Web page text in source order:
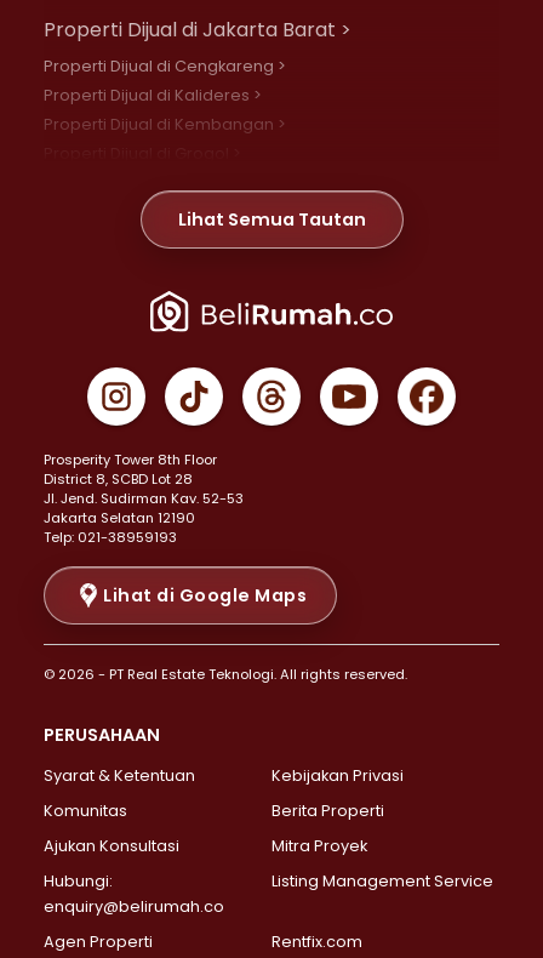
Properti Dijual di Jakarta Barat >
Properti Dijual di Cengkareng >
Properti Dijual di Kalideres >
Properti Dijual di Kembangan >
Properti Dijual di Meruya >
Properti Dijual di Jelambar >
Properti Dijual di Jakarta Pusat >
Properti Dijual di Gambir >
Properti Dijual di Johar Baru >
Properti Dijual di Menteng >
Properti Dijual di Senen >
Properti Dijual di Tanah Abang >
Properti Dijual di Cikini >
Properti Dijual di Kramat >
Properti Dijual di Pasar Baru >
Properti Dijual di Bendungan Hilir >
Properti Dijual di Jakarta Selatan >
Properti Dijual di Lebak Bulus >
Properti Dijual di Gandaria Selatan >
Properti Dijual di Pondok Labu >
Properti Dijual di Lenteng Agung >
Properti Dijual di Senayan >
Properti Dijual di Pondok Pinang >
Lihat Semua Tautan
Prosperity Tower 8th Floor
District 8, SCBD Lot 28
JI. Jend. Sudirman Kav. 52-53
Jakarta Selatan 12190
Telp: 021-38959193
Lihat di Google Maps
© 2026 - PT Real Estate Teknologi. All rights reserved.
PERUSAHAAN
Syarat & Ketentuan
Kebijakan Privasi
Komunitas
Berita Properti
Ajukan Konsultasi
Mitra Proyek
Hubungi:
enquiry@belirumah.co
Listing Management Service
Agen Properti Rentfix.com